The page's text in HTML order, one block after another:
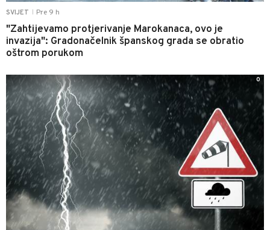
SVIJET Pre 9 h
"Zahtijevamo protjerivanje Marokanaca, ovo je
invazija": Gradonačelnik španskog grada se obratio
oštrom porukom
0